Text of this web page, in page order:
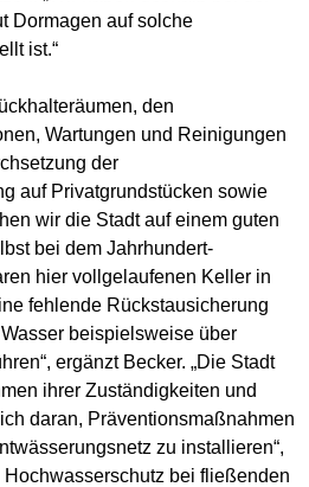
Dormagen auf solche
ist.“
den
Wartungen und Reinigungen
der
auf Privatgrundstücken sowie
wir die Stadt auf einem guten
bei dem Jahrhundert-
hier vollgelaufenen Keller in
fehlende Rückstausicherung
beispielsweise über
ergänzt Becker. „Die Stadt
ihrer Zuständigkeiten und
daran, Präventionsmaßnahmen
zu installieren“,
Hochwasserschutz bei fließenden